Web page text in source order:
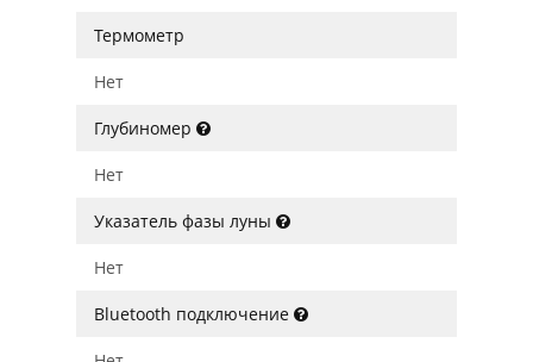
Термометр
Нет
Глубиномер
Нет
Указатель фазы луны
Нет
Bluetooth подключение